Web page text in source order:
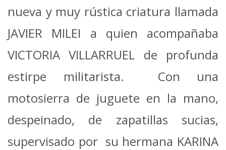
nueva y muy rústica criatura llamada
JAVIER MILEI a quien acompañaba
VICTORIA VILLARRUEL de profunda
estirpe militarista. Con una
motosierra de juguete en la mano,
despeinado, de zapatillas sucias,
supervisado por su hermana KARINA